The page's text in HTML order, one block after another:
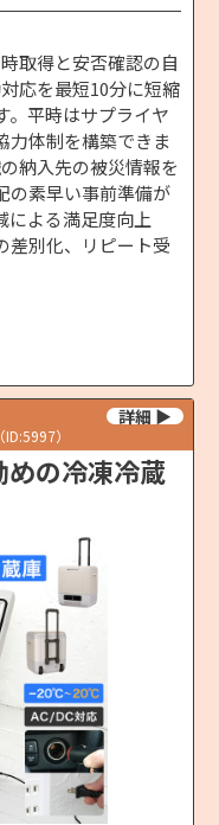
取得と安否確認の自
応を最短10分に短縮
。平時はサプライヤ
力体制を構築できま
納入先の被災情報を
の素早い事前準備が
による満足度向上
差別化、リピート受
（ID:5997）
の冷凍冷蔵